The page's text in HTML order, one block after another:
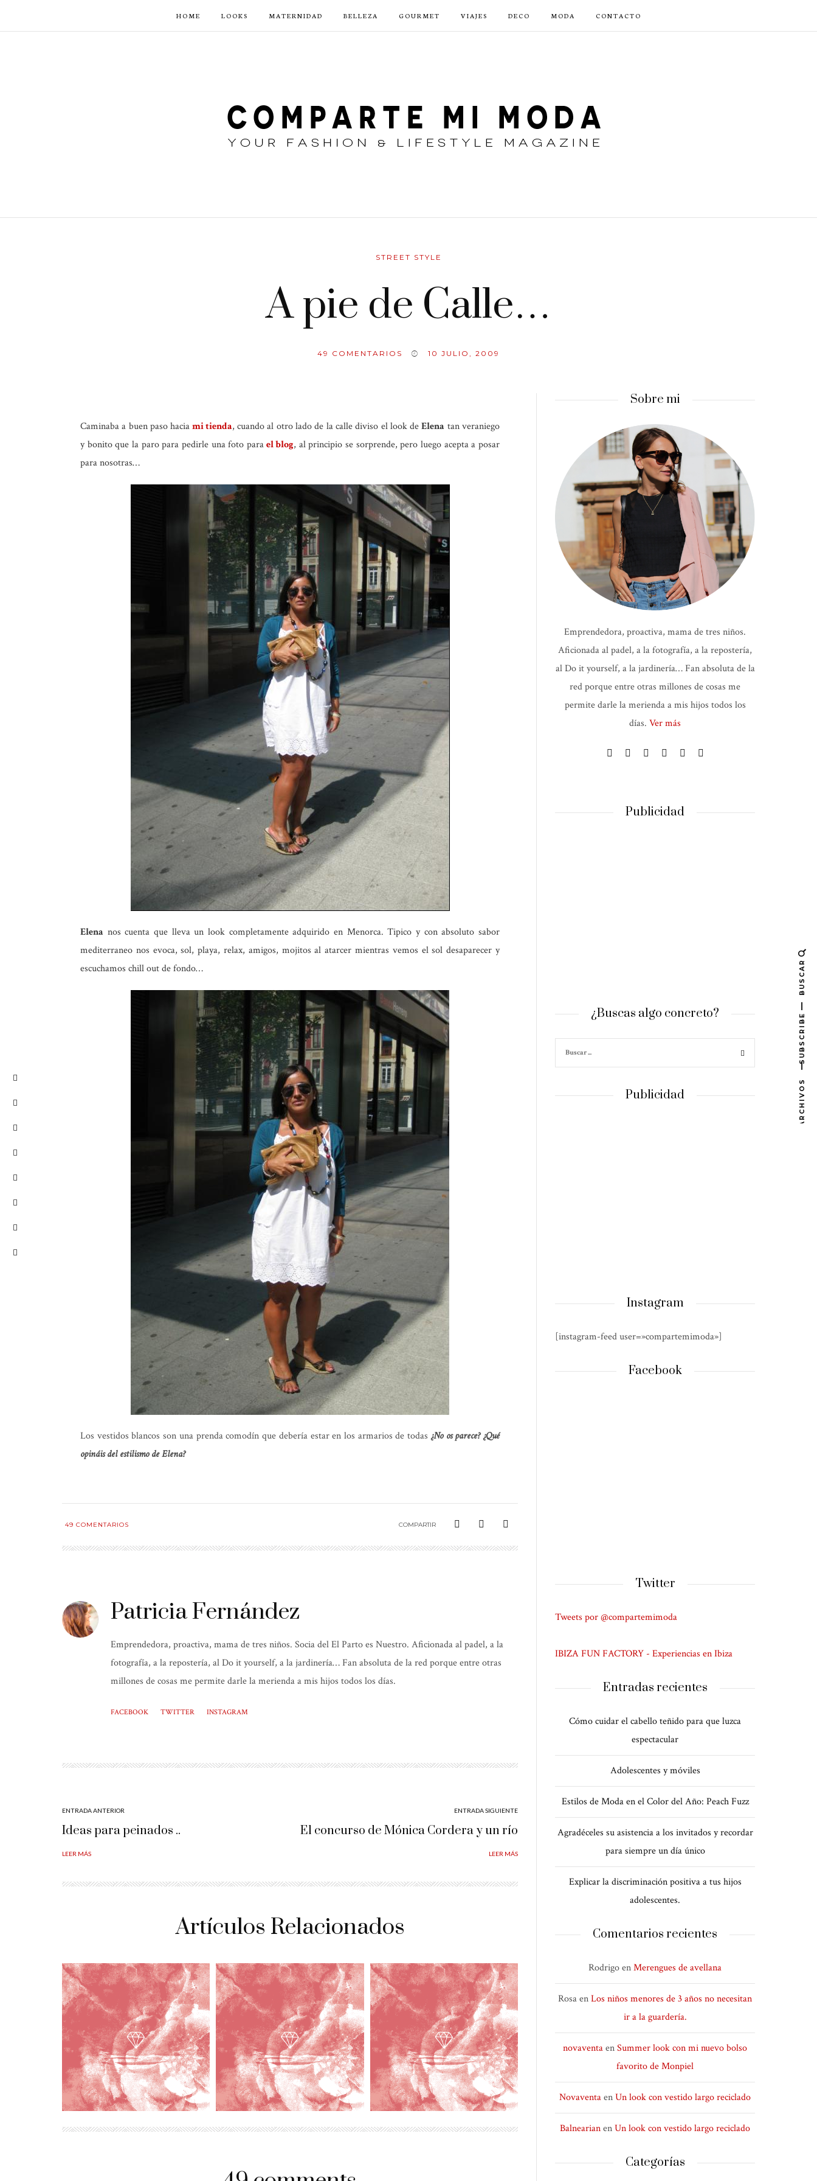
HOME LOOKS MATERNIDAD BELLEZA GOURMET VIAJES DECO MODA CONTACTO
STREET STYLE
A pie de Calle…
49 COMENTARIOS 10 JULIO, 2009
Caminaba a buen paso haciami tienda, cuando al otro lado de la calle diviso el look deElena tan veraniego
y bonito que la paro para pedirle una foto parael blog, al principio se sorprende, pero luego acepta a posar
para nosotras…
Elena nos cuenta que lleva un look completamente adquirido en Menorca. Tipico y con absoluto sabor
mediterraneo nos evoca, sol, playa, relax, amigos, mojitos al atarcer mientras vemos el sol desaparecer y
escuchamos chill out de fondo…
Los vestidos blancos son una prenda comodín que debería estar en los armarios de todas¿No os parece? ¿Qué
opináis del estilismo deElena?
49 COMENTARIOS COMPARTIR
Patricia Fernández
Emprendedora, proactiva, mama de tres niños. Socia del El Parto es Nuestro. Aficionada al padel, a la
fotografía, a la repostería, al Do it yourself, a la jardinería… Fan absoluta de la red porque entre otras
millones de cosas me permite darle la merienda a mis hijos todos los días.
FACEBOOK TWITTER INSTAGRAM
ENTRADA ANTERIOR
Ideas para peinados ..
LEER MÁS
ENTRADA SIGUIENTE
El concurso de Mónica Cordera y un río
LEER MÁS
Artículos Relacionados
Sobre mi
Emprendedora, proactiva, mama de tres niños.
Aficionada al padel, a la fotografía, a la repostería,
al Do it yourself, a la jardinería… Fan absoluta de la
red porque entre otras millones de cosas me
permite darle la merienda a mis hijos todos los
días. Ver más
Publicidad
¿Buscas algo concreto?
Publicidad
Instagram
[instagram-feed user=»compartemimoda»]
Facebook
Twitter
Tweets por @compartemimoda
IBIZA FUN FACTORY - Experiencias en Ibiza
Entradas recientes
Cómo cuidar el cabello teñido para que luzca
espectacular
Adolescentes y móviles
Estilos de Moda en el Color del Año: Peach Fuzz
Agradéceles su asistencia a los invitados y recordar
para siempre un día único
Explicar la discriminación positiva a tus hijos
adolescentes.
Comentarios recientes
RodrigoenMerengues de avellana
RosaenLos niños menores de 3 años no necesitan
ir a la guardería.
novaventaenSummer look con mi nuevo bolso
favorito de Monpiel
NovaventaenUn look con vestido largo reciclado
BalnearianenUn look con vestido largo reciclado
Categorías
BUSCAR
SUBSCRIBE
ARCHIVOS